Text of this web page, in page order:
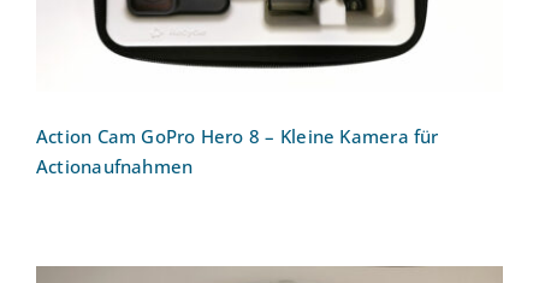
Action Cam GoPro Hero 8 – Kleine Kamera für
Actionaufnahmen